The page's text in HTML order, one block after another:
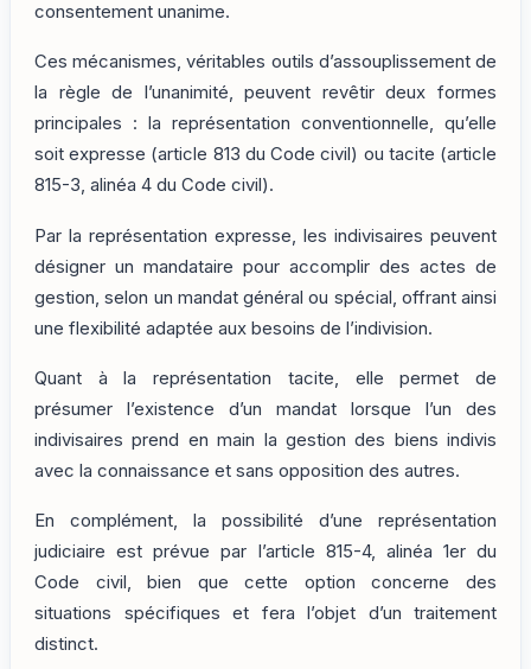
consentement unanime.
Ces mécanismes, véritables outils d’assouplissement de
la règle de l’unanimité, peuvent revêtir deux formes
principales : la représentation conventionnelle, qu’elle
soit expresse (article 813 du Code civil) ou tacite (article
815-3, alinéa 4 du Code civil).
Par la représentation expresse, les indivisaires peuvent
désigner un mandataire pour accomplir des actes de
gestion, selon un mandat général ou spécial, offrant ainsi
une flexibilité adaptée aux besoins de l’indivision.
Quant à la représentation tacite, elle permet de
présumer l’existence d’un mandat lorsque l’un des
indivisaires prend en main la gestion des biens indivis
avec la connaissance et sans opposition des autres.
En complément, la possibilité d’une représentation
judiciaire est prévue par l’article 815-4, alinéa 1er du
Code civil, bien que cette option concerne des
situations spécifiques et fera l’objet d’un traitement
distinct.